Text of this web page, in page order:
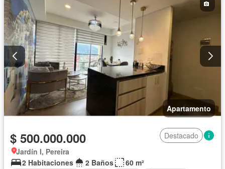
Apartamento
$ 500.000.000
Destacado
Jardín I, Pereira
2 Habitaciones
2 Baños
60 m²